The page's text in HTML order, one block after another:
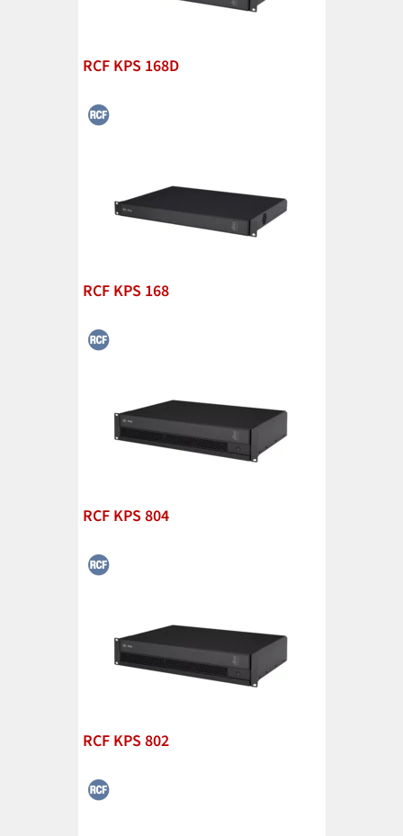
RCF KPS 168D
RCF KPS 168
RCF KPS 804
RCF KPS 802